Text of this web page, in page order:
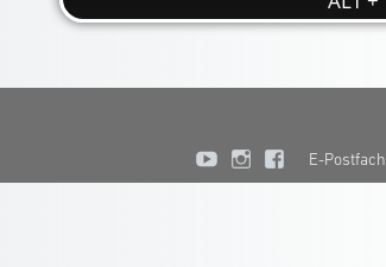
E-Postfach